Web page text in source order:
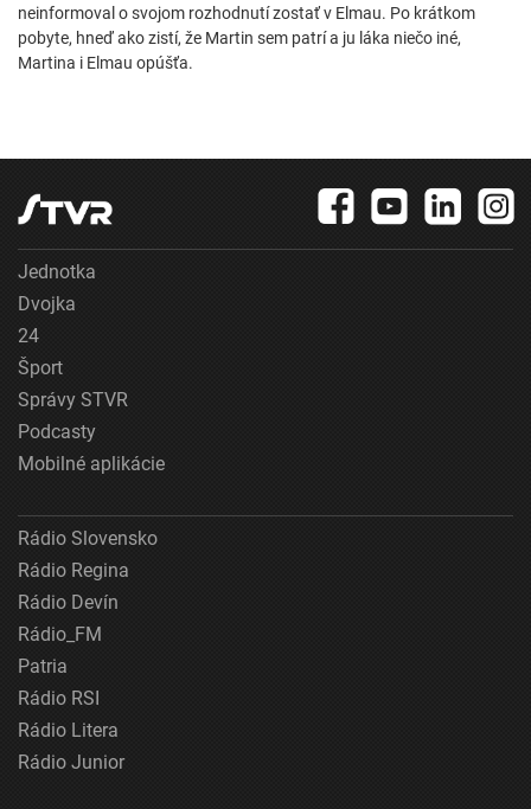
neinformoval o svojom rozhodnutí zostať v Elmau. Po krátkom
pobyte, hneď ako zistí, že Martin sem patrí a ju láka niečo iné,
Martina i Elmau opúšťa.
Jednotka
Dvojka
24
Šport
Správy STVR
Podcasty
Mobilné aplikácie
Rádio Slovensko
Rádio Regina
Rádio Devín
Rádio_FM
Patria
Rádio RSI
Rádio Litera
Rádio Junior